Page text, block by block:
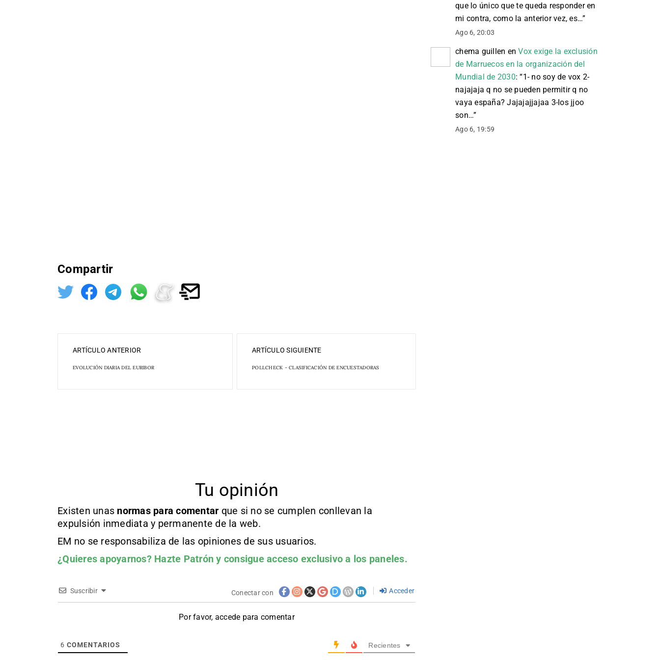
Compartir
ARTÍCULO ANTERIOR
EVOLUCIÓN DIARIA DEL EURIBOR
ARTÍCULO SIGUIENTE
POLLCHECK - CLASIFICACIÓN DE ENCUESTADORAS
Tu opinión
Existen unas normas para comentar que si no se cumplen conllevan la
expulsión inmediata y permanente de la web.
EM no se responsabiliza de las opiniones de sus usuarios.
¿Quieres apoyarnos? Hazte Patrón y consigue acceso exclusivo a los paneles.
Suscribir Conectar con Acceder
Por favor, accede para comentar
6 COMENTARIOS Recientes
que lo único que te queda responder en
mi contra, como la anterior vez, es…”
Ago 6, 20:03
chema guillen enVox exige la exclusión
de Marruecos en la organización del
Mundial de 2030: “1- no soy de vox 2-
najajaja q no se pueden permitir q no
vaya españa? Jajajajjajaa 3-los jjoo
son…”
Ago 6, 19:59